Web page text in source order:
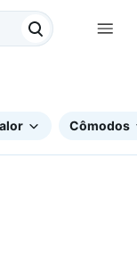
Cômodos